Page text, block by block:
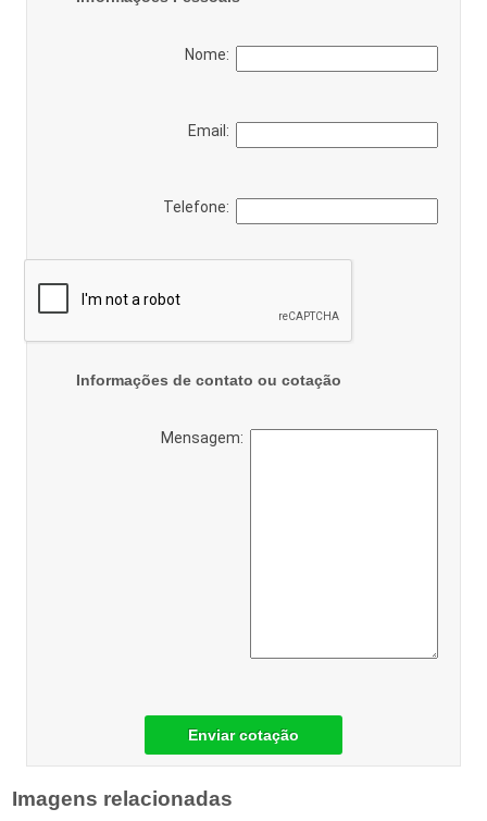
Nome:
Email:
Telefone:
Informações de contato ou cotação
Mensagem:
Enviar cotação
Imagens relacionadas